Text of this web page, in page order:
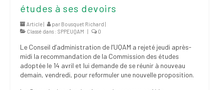
études à ses devoirs
Article | par Bousquet Richard |
Classé dans : SPPEUQAM | 0
Le Conseil d’administration de l’UQAM a rejeté jeudi après-
midi la recommandation de la Commission des études
adoptée le 14 avril et lui demande de se réunir à nouveau
demain, vendredi, pour reformuler une nouvelle proposition.